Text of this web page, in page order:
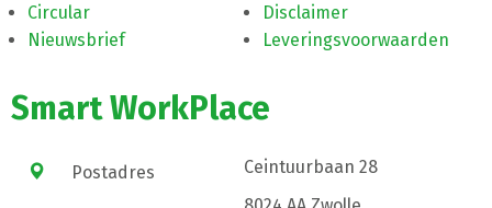
Circular
Nieuwsbrief
Disclaimer
Leveringsvoorwaarden
Smart WorkPlace
Postadres
Ceintuurbaan 28